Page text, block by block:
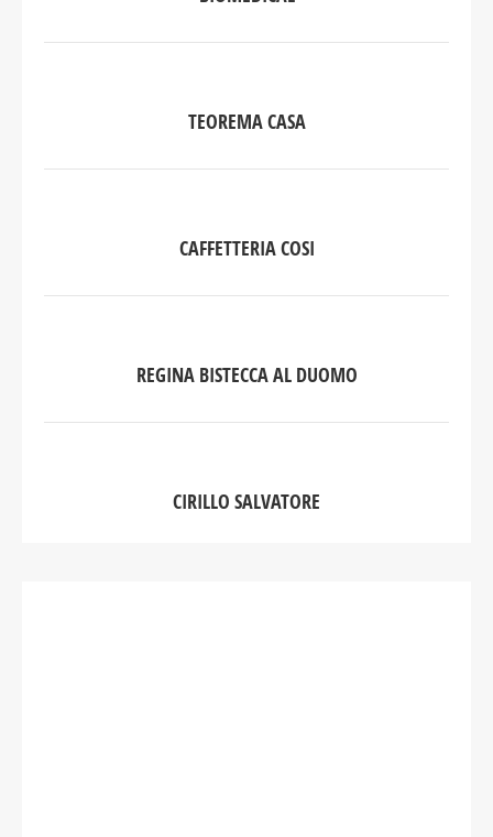
TEOREMA CASA
CAFFETTERIA COSI
REGINA BISTECCA AL DUOMO
CIRILLO SALVATORE